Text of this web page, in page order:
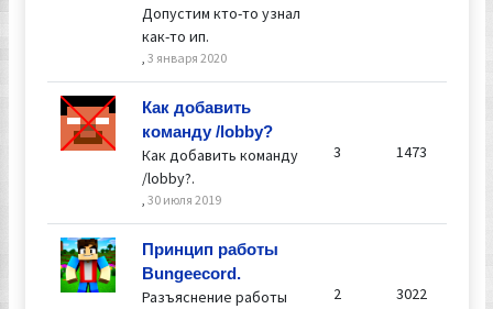
Допустим кто-то узнал
как-то ип.
, 3 января 2020
Как добавить
команду /lobby?
Как добавить команду
/lobby?.
, 30 июля 2019
3 1473
Принцип работы
Bungeecord.
Разъяснение работы
2 3022